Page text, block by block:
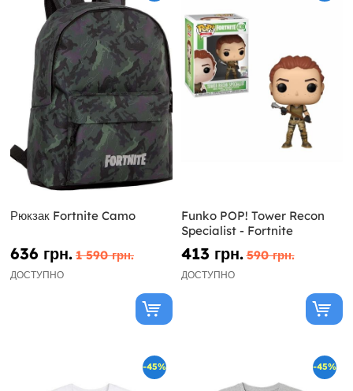
Рюкзак Fortnite Camo
636 грн. 1 590 грн.
ДОСТУПНО
Funko POP! Tower Recon
Specialist - Fortnite
413 грн. 590 грн.
ДОСТУПНО
-45% -45%